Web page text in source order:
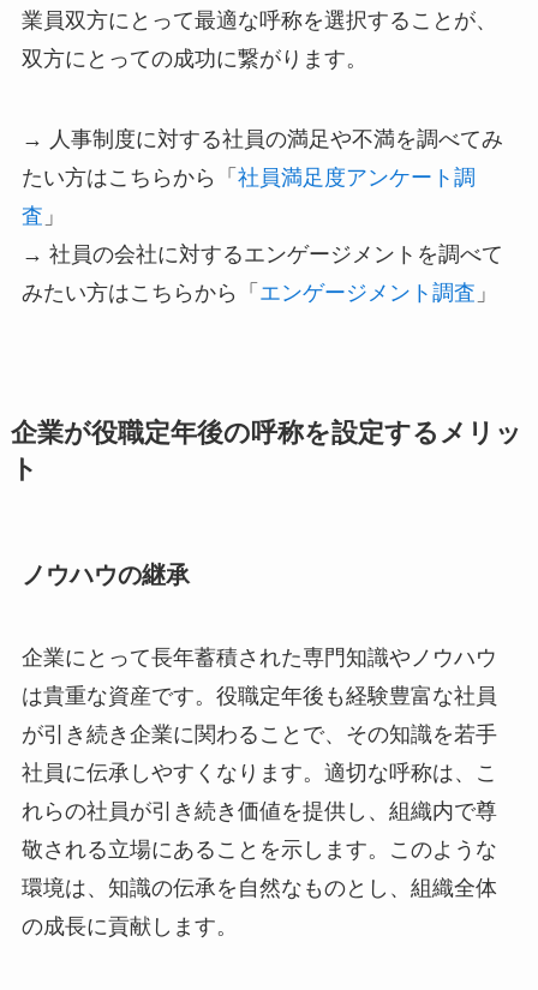
業員双方にとって最適な呼称を選択することが、
双方にとっての成功に繋がります。
→ 人事制度に対する社員の満足や不満を調べてみ
たい方はこちらから「 社員満足度アンケート調
査 」
→ 社員の会社に対するエンゲージメントを調べて
みたい方はこちらから「 エンゲージメント調査 」
企業が役職定年後の呼称を設定するメリッ
ト
ノウハウの継承
企業にとって長年蓄積された専門知識やノウハウ
は貴重な資産です。役職定年後も経験豊富な社員
が引き続き企業に関わることで、その知識を若手
社員に伝承しやすくなります。適切な呼称は、こ
れらの社員が引き続き価値を提供し、組織内で尊
敬される立場にあることを示します。このような
環境は、知識の伝承を自然なものとし、組織全体
の成長に貢献します。